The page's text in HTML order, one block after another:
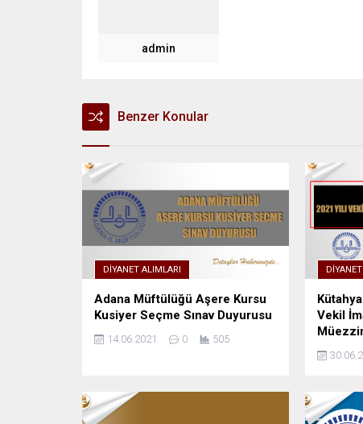
admin
Benzer Konular
DIYANET ALIMLARI
Adana Müftülüğü Aşere Kursu
Kusiyer Seçme Sınav Duyurusu
14.06.2021 0 505
Vekil